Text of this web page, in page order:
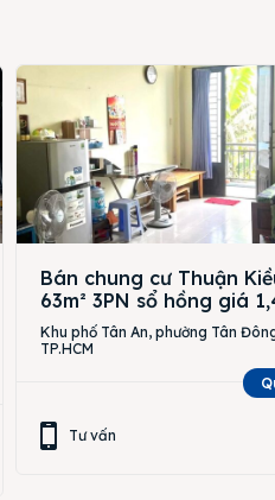
Bán chung cư Thuận
63m² 3PN sổ hồng giá
Khu phố Tân An, phường Tân
TP.HCM
Tư vấn